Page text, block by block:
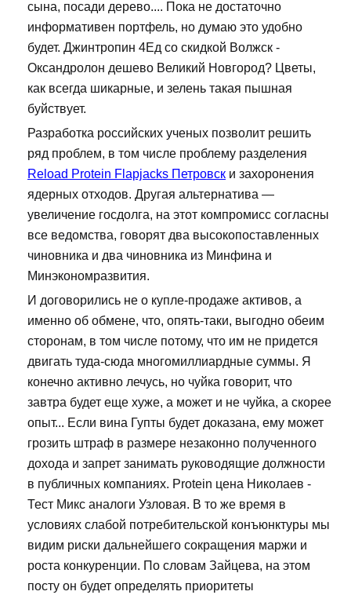
сына, посади дерево.... Пока не достаточно
информативен портфель, но думаю это удобно
будет. Джинтропин 4Ед со скидкой Волжск -
Оксандролон дешево Великий Новгород? Цветы,
как всегда шикарные, и зелень такая пышная
буйствует.
Разработка российских ученых позволит решить
ряд проблем, в том числе проблему разделения
Reload Protein Flapjacks Петровск и захоронения
ядерных отходов. Другая альтернатива —
увеличение госдолга, на этот компромисс согласны
все ведомства, говорят два высокопоставленных
чиновника и два чиновника из Минфина и
Минэкономразвития.
И договорились не о купле-продаже активов, а
именно об обмене, что, опять-таки, выгодно обеим
сторонам, в том числе потому, что им не придется
двигать туда-сюда многомиллиардные суммы. Я
конечно активно лечусь, но чуйка говорит, что
завтра будет еще хуже, а может и не чуйка, а скорее
опыт... Если вина Гупты будет доказана, ему может
грозить штраф в размере незаконно полученного
дохода и запрет занимать руководящие должности
в публичных компаниях. Protein цена Николаев -
Тест Микс аналоги Узловая. В то же время в
условиях слабой потребительской конъюнктуры мы
видим риски дальнейшего сокращения маржи и
роста конкуренции. По словам Зайцева, на этом
посту он будет определять приоритеты